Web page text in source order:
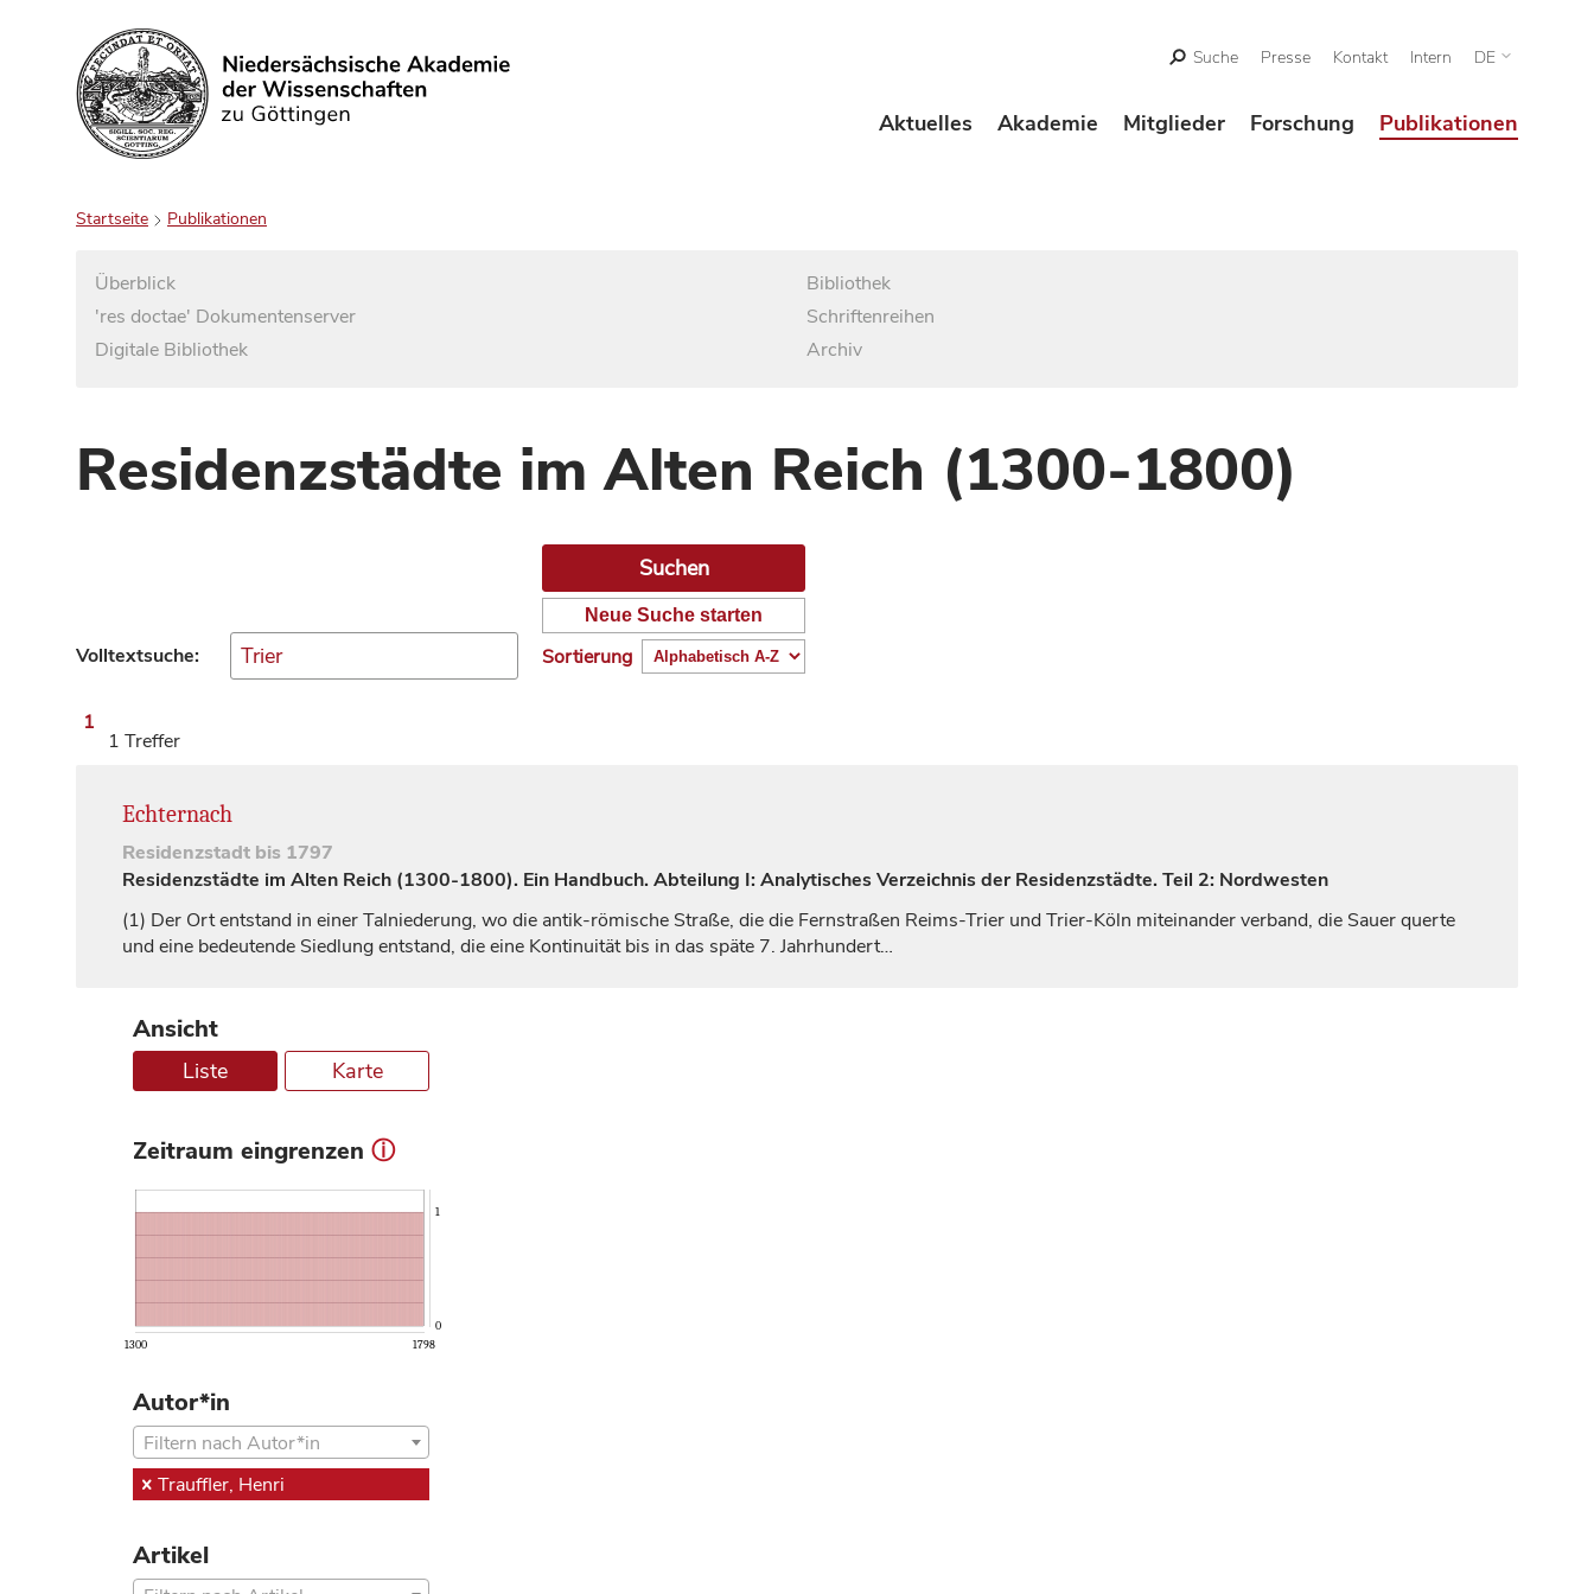
Suchen
Suche Presse Kontakt Intern DE
Aktuelles Akademie Mitglieder Forschung Publikationen
Startseite Publikationen
Überblick
'res doctae' Dokumentenserver
Digitale Bibliothek
Bibliothek
Schriftenreihen
Archiv
Residenzstädte im Alten Reich (1300-1800)
Volltextsuche:
Neue Suche starten
Sortierung
1
1 Treffer
Echternach
Residenzstadt bis 1797
Residenzstädte im Alten Reich (1300-1800). Ein Handbuch. Abteilung I: Analytisches Verzeichnis der Residenzstädte. Teil 2: Nordwesten
(1) Der Ort entstand in einer Talniederung, wo die antik-römische Straße, die die Fernstraßen Reims-Trier und Trier-Köln miteinander verband, die Sauer querte
und eine bedeutende Siedlung entstand, die eine Kontinuität bis in das späte 7. Jahrhundert…
Ansicht
Liste Karte
Zeitraum eingrenzen ⓘ
1300 1798
0
1
Autor*in
Filtern nach Autor*in
Trauffler, Henri
Artikel